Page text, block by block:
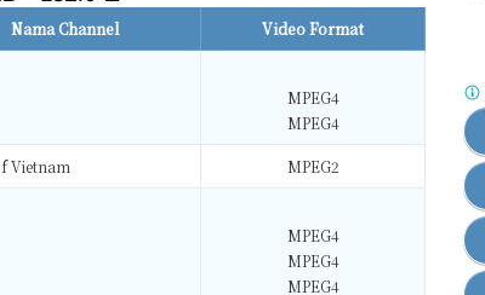
Nama Channel Video Format
MPEG4
MPEG4
Vietnam MPEG2
MPEG4
MPEG4
MPEG4